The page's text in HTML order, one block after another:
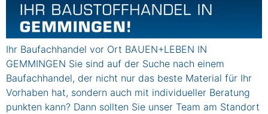
Ihr Baufachhandel vor Ort BAUEN+LEBEN IN
GEMMINGEN Sie sind auf der Suche nach einem
Baufachhandel, der nicht nur das beste Material für Ihr
Vorhaben hat, sondern auch mit individueller Beratung
punkten kann? Dann sollten Sie unser Team am Standort